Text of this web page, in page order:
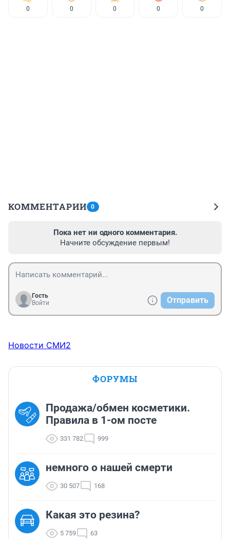
0 0 0 0 0
КОММЕНТАРИИ 0
Пока нет ни одного комментария.
Начните обсуждение первым!
Гость
Войти
Отправить
Новости СМИ2
ФОРУМЫ
Продажа/обмен косметики.
Правила в 1-ом посте
331 782 999
немного о нашей смерти
30 507 168
Какая это резина?
5 759 63